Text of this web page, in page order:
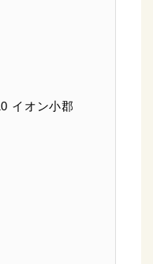
イオン小郡